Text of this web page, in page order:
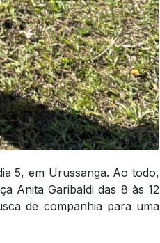
5, em Urussanga. Ao todo,
Anita Garibaldi das 8 às 12
de companhia para uma